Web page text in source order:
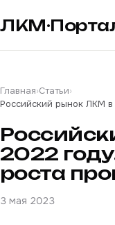
Главная›Статьи›
Российский рынок ЛКМ в
2022
роста
3 мая 2023